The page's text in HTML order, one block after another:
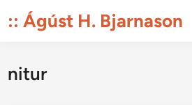
to:: Ágúst H. Bjarnason
nitur